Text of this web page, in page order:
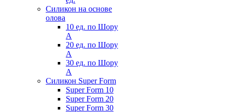
Силикон на основе
олова
10 ед. по Шору
А
20 ед. по Шору
А
30 ед. по Шору
А
Силикон Super Form
Super Form 10
Super Form 20
Super Form 30